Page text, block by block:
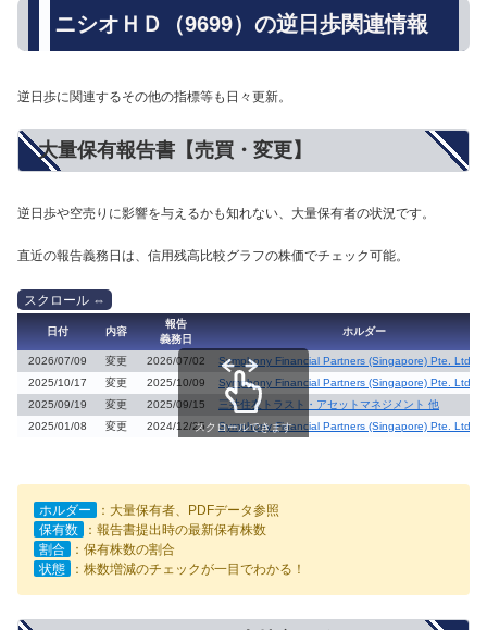
ニシオＨＤ（9699）の逆日歩関連情報
逆日歩に関連するその他の指標等も日々更新。
大量保有報告書【売買・変更】
逆日歩や空売りに影響を与えるかも知れない、大量保有者の状況です。
直近の報告義務日は、信用残高比較グラフの株価でチェック可能。
日付 内容
報告
義務日
ホルダー
2026/07/09 変更 2026/07/02
Symphony Financial Partners (Singapore) Pte. Ltd.
2025/10/17
変更 2025/10/09
Symphony Financial Partners (Singapore) Pte. Ltd.
2025/09/19
変更 2025/09/15
三井住友トラスト・アセットマネジメント 他
2025/01/08
変更 2024/12/25 Symphony Financial Partners (Singapore) Pte. Ltd.
スクロールできます
ホルダー
：大量保有者、PDFデータ参照
保有数
：報告書提出時の最新保有株数
割合
：保有株数の割合
状態
：株数増減のチェックが一目でわかる！